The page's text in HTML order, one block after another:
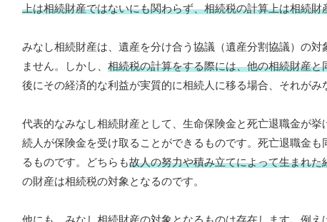
上は相続財産ではないにも関わらず、相続税の計算上は相続財
みなし相続財産は、遺産を分け合う協議（遺産分割協議）の
ません。しかし、 相続税の計算をする際には、他の相続財産と
後にその経済的な利益が実質的に相続人に移る場合、それがみ
代表的なみなし相続財産として、生命保険金と死亡退職金が
続人が保険金を受け取ることができるものです。死亡退職金
るものです。どちらも故人の努力や積み立てによって生まれ
の財産は相続税の対象となるのです。
他にも、みなし相続財産の対象となるものは存在します。例